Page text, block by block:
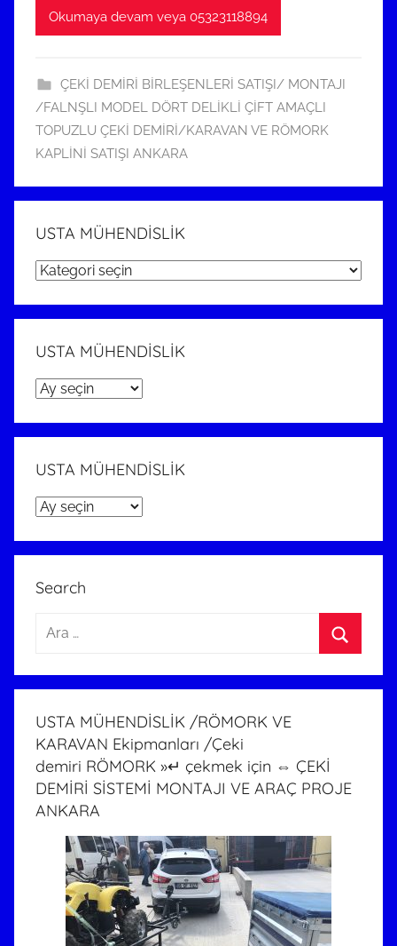
Okumaya devam veya 05323118894
ÇEKİ DEMİRİ BİRLEŞENLERİ SATIŞI/ MONTAJI
/FALNŞLI MODEL DÖRT DELİKLİ ÇİFT AMAÇLI
TOPUZLU ÇEKİ DEMİRİ/KARAVAN VE RÖMORK
KAPLİNİ SATIŞI ANKARA
USTA MÜHENDİSLİK
USTA
USTA MÜHENDİSLİK
USTA
USTA MÜHENDİSLİK
USTA
Search
Arama:
USTA MÜHENDİSLİK /RÖMORK VE
KARAVAN Ekipmanları /Çeki
demiri RÖMORK »↵ çekmek için ⇔ ÇEKİ
DEMİRİ SİSTEMİ MONTAJI VE ARAÇ PROJE
ANKARA